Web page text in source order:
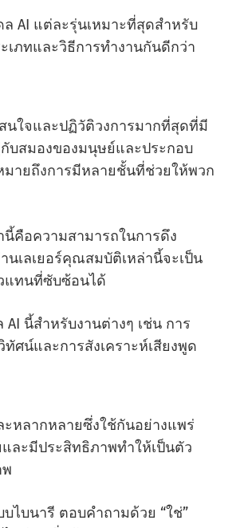
AI แต่ละรุ่นเหมาะที่สุดสําหรับ
เภทและวิธีการทํางานกันดีกว่า
นใจและปฏิวัติวงการมากที่สุดที่มี
บสมองของมนุษย์และประกอบ
ายถึงการมีหลายชั้นที่ช่วยให้พวก
คือความสามารถในการดึง
เลเยอร์คุณสมบัติเหล่านี้จะเป็น
แทนที่ซับซ้อนได้
นี้สําหรับงานต่างๆ เช่น การ
ศน์และการสังเคราะห์เสียงพูด
หลากหลายซึ่งใช้กันอย่างแพร่
ละมีประสิทธิภาพทําให้เป็นตัว
ไบนารี ตอบคําถามด้วย “ใช่”